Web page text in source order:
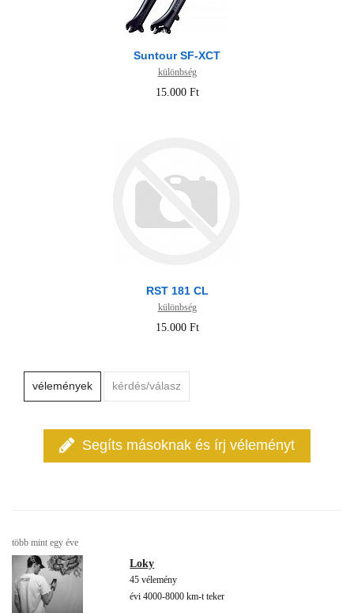
Suntour SF-XCT
különbség
15.000 Ft
RST 181 CL
különbség
15.000 Ft
vélemények kérdés/válasz
Segíts másoknak és írj véleményt
több mint egy éve
Loky
45 vélemény
évi 4000-8000 km-t teker